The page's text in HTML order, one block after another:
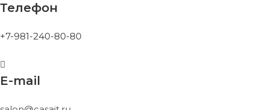
Телефон
+7-981-240-80-80
E-mail